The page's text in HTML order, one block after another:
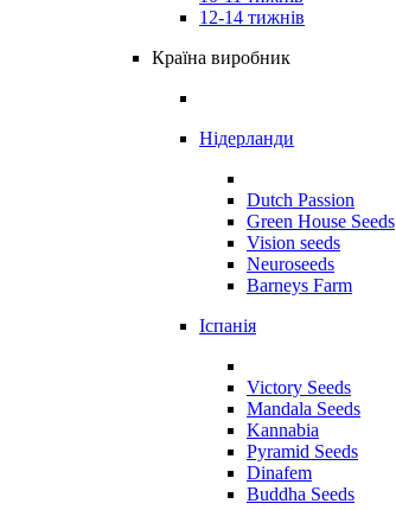
12-14 тижнів
Країна виробник
Нідерланди
Dutch Passion
Green House Seeds
Vision seeds
Neuroseeds
Barneys Farm
Іспанія
Victory Seeds
Mandala Seeds
Kannabia
Pyramid Seeds
Dinafem
Buddha Seeds